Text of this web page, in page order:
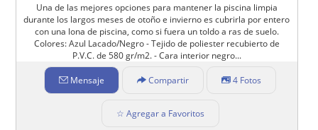
Una de las mejores opciones para mantener la piscina limpia
durante los largos meses de otoño e invierno es cubrirla por entero
con una lona de piscina, como si fuera un toldo a ras de suelo.
Colores: Azul Lacado/Negro - Tejido de poliester recubierto de
P.V.C. de 580 gr/m2. - Cara interior negro...
Mensaje Compartir 4 Fotos
☆ Agregar a Favoritos